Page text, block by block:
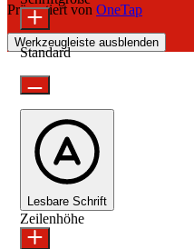
Präsentiert von OneTap
Werkzeugleiste ausblenden
Standard
Lesbare Schrift
Zeilenhöhe